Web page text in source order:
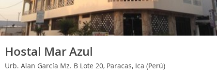
Hostal Mar Azul
Urb. Alan García Mz. B Lote 20, Paracas, Ica (Perú)